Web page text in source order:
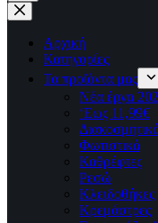
No
results
Αρχική
Κατηγορίες
Τα προϊόντα μας
Νέα έργα
‘Εως 11,99€
Φωτιστικά
Καθρέφτες
Ρεσώ
Kλειδοθήκες
Κρεμάστρες